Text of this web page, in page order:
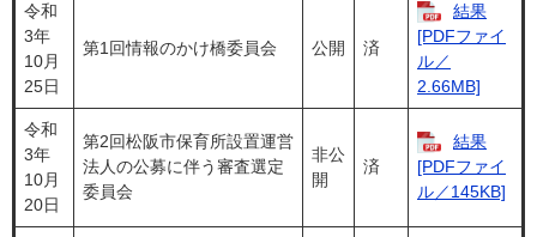
令和
3年
10月
25日
第1回情報のかけ橋委員会 公開 済
結果
[PDFファイ
ル／
2.66MB]
令和
3年
10月
20日
第2回松阪市保育所設置運営
法人の公募に伴う審査選定
委員会
非公
開
済
結果
[PDFファイ
ル／145KB]